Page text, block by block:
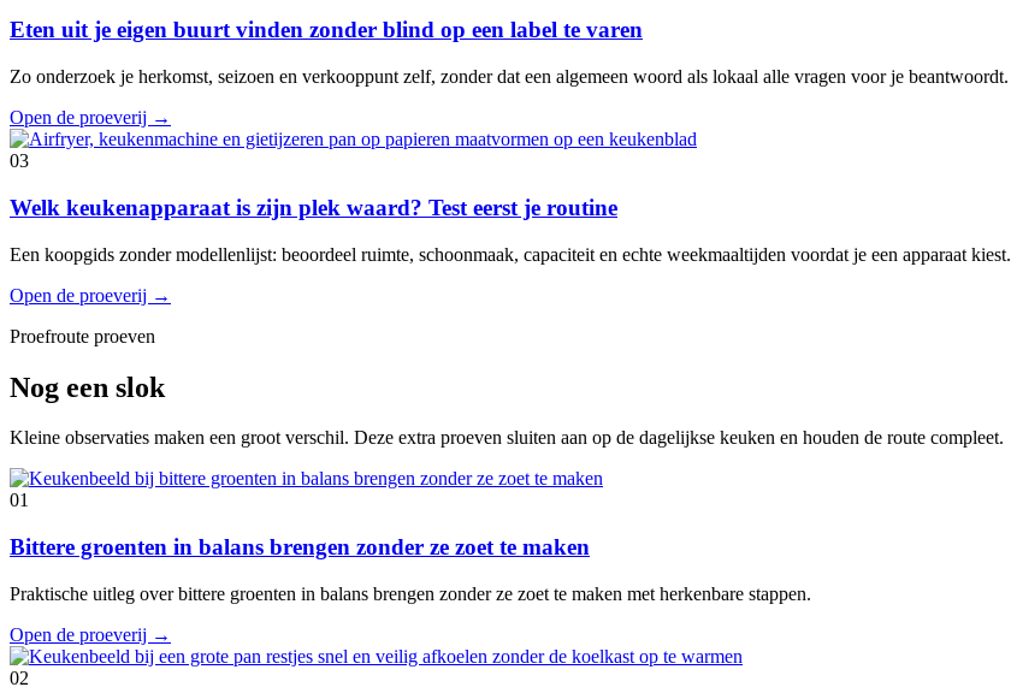
Eten uit je eigen buurt vinden zonder blind op een label te varen
Zo onderzoek je herkomst, seizoen en verkooppunt zelf, zonder dat een algemeen woord als lokaal alle vragen voor je beantwoordt.
Open de proeverij →
03
Welk keukenapparaat is zijn plek waard? Test eerst je routine
Een koopgids zonder modellenlijst: beoordeel ruimte, schoonmaak, capaciteit en echte weekmaaltijden voordat je een apparaat kiest.
Open de proeverij →
Proefroute proeven
Nog een slok
Kleine observaties maken een groot verschil. Deze extra proeven sluiten aan op de dagelijkse keuken en houden de route compleet.
01
Bittere groenten in balans brengen zonder ze zoet te maken
Praktische uitleg over bittere groenten in balans brengen zonder ze zoet te maken met herkenbare stappen.
Open de proeverij →
02